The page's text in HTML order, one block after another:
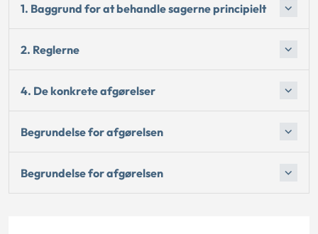
1. Baggrund for at behandle sagerne principielt
2. Reglerne
4. De konkrete afgørelser
Begrundelse for afgørelsen
Begrundelse for afgørelsen